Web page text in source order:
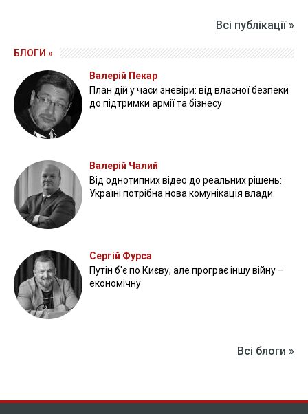
Всі публікації »
БЛОГИ »
Валерій Пекар
План дій у часи зневіри: від власної безпеки
до підтримки армії та бізнесу
Валерій Чалий
Від однотипних відео до реальних рішень:
Україні потрібна нова комунікація влади
Сергій Фурса
Путін б'є по Києву, але програє іншу війну –
економічну
Всі блоги »